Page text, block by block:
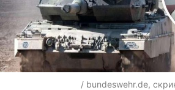
/ bundeswehr.de,